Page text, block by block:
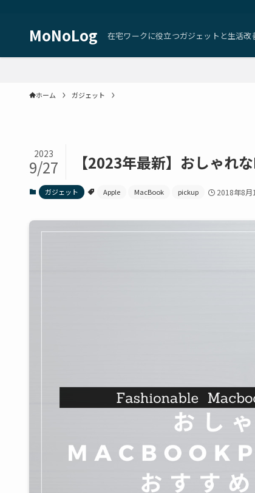
MoNoLog 在宅ワークに役立つガジェットと生活改
ホーム ガジェット
【2023年最新】おしゃれ
2023
9/27
ガジェット Apple MacBook pickup 2018年8月